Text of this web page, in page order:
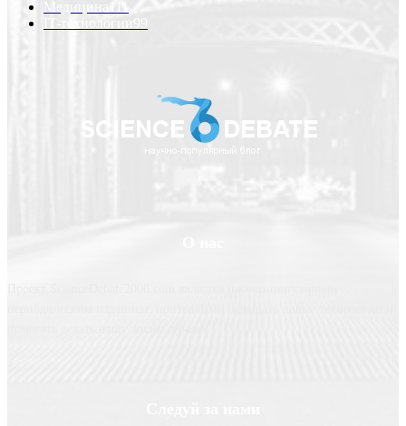
Медицина
IT-технологии99